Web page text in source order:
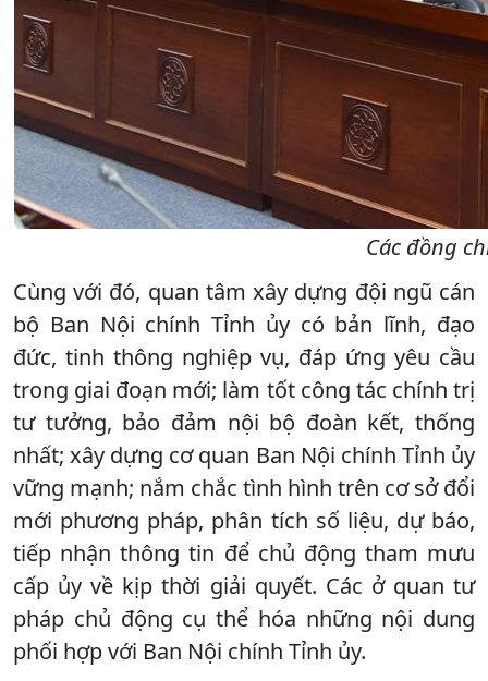
Các đồng
Cùng với đó, quan tâm xây dựng đội ngũ cán
bộ Ban Nội chính Tỉnh ủy có bản lĩnh, đạo
đức, tinh thông nghiệp vụ, đáp ứng yêu cầu
trong giai đoạn mới; làm tốt công tác chính trị
tư tưởng, bảo đảm nội bộ đoàn kết, thống
nhất; xây dựng cơ quan Ban Nội chính Tỉnh ủy
vững mạnh; nắm chắc tình hình trên cơ sở đổi
mới phương pháp, phân tích số liệu, dự báo,
tiếp nhận thông tin để chủ động tham mưu
cấp ủy về kịp thời giải quyết. Các ở quan tư
pháp chủ động cụ thể hóa những nội dung
phối hợp với Ban Nội chính Tỉnh ủy.